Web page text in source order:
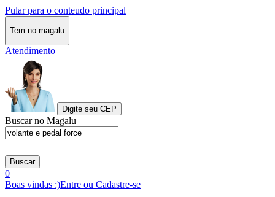
Pular para o conteudo principal
Tem no magalu
Atendimento
Digite seu CEP
Buscar no Magalu
Buscar
0
Boas vindas :)Entre ou Cadastre-se